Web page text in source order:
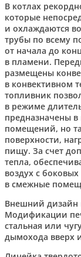
В котлах
которые
и охлаждаются
трубы по всему
от начала до
в пламени.
размещены
в конвективном
топливник
в режиме
предназначены
помещений, но
поверхности,
пищу. За счет
тепла,
воздух с
в смежные
Внешний дизайн
Модификации
стальная или
дымохода вверх